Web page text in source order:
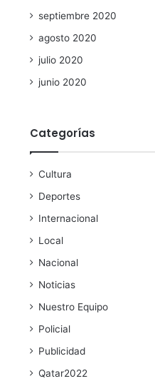
septiembre 2020
agosto 2020
julio 2020
junio 2020
Categorías
Cultura
Deportes
Internacional
Local
Nacional
Noticias
Nuestro Equipo
Policial
Publicidad
Qatar2022